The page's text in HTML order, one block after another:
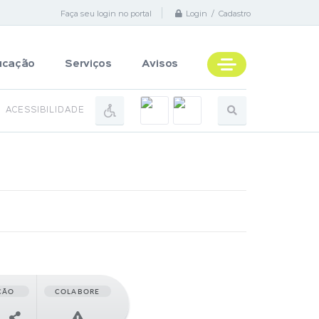
Faça seu login no portal Login / Cadastro
Serviços Avisos
ACESSIBILIDADE
COLABORE